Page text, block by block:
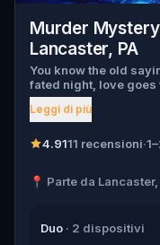
Murder
Lancaster, PA
You know the old
fated night, love
and Walter Bridges .
found dead during a
Walter, the obsessed
suspects, and
Leggi di più
4.9111 recensioni·
📍 Parte da Lancaster,
Duo · 2 dispositivi